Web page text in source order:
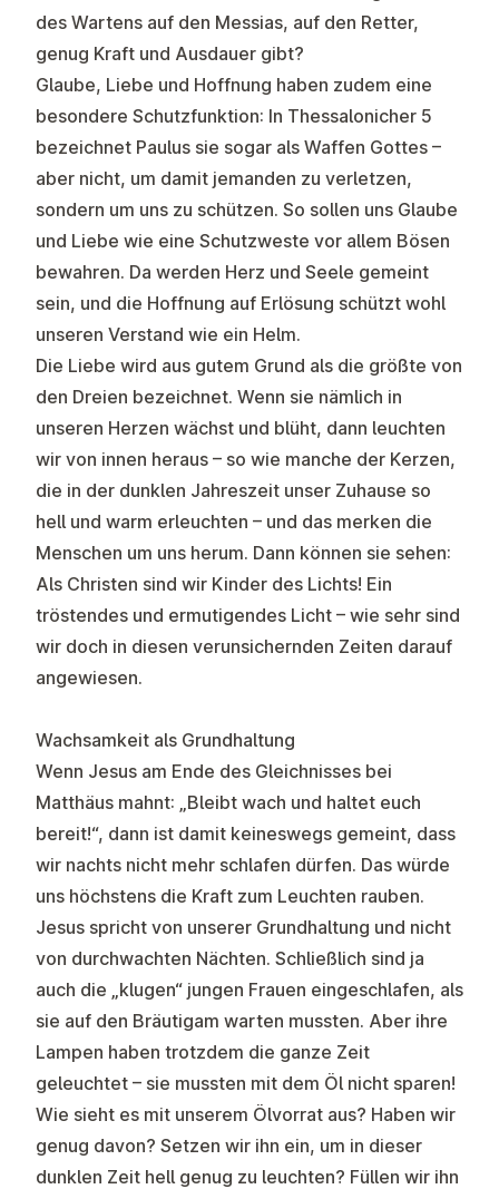
des Wartens auf den Messias, auf den Retter,
genug Kraft und Ausdauer gibt?
Glaube, Liebe und Hoffnung haben zudem eine
besondere Schutzfunktion: In Thessalonicher 5
bezeichnet Paulus sie sogar als Waffen Gottes –
aber nicht, um damit jemanden zu verletzen,
sondern um uns zu schützen. So sollen uns Glaube
und Liebe wie eine Schutzweste vor allem Bösen
bewahren. Da werden Herz und Seele gemeint
sein, und die Hoffnung auf Erlösung schützt wohl
unseren Verstand wie ein Helm.
Die Liebe wird aus gutem Grund als die größte von
den Dreien bezeichnet. Wenn sie nämlich in
unseren Herzen wächst und blüht, dann leuchten
wir von innen heraus – so wie manche der Kerzen,
die in der dunklen Jahreszeit unser Zuhause so
hell und warm erleuchten – und das merken die
Menschen um uns herum. Dann können sie sehen:
Als Christen sind wir Kinder des Lichts! Ein
tröstendes und ermutigendes Licht – wie sehr sind
wir doch in diesen verunsichernden Zeiten darauf
angewiesen.
Wachsamkeit als Grundhaltung
Wenn Jesus am Ende des Gleichnisses bei
Matthäus mahnt: „Bleibt wach und haltet euch
bereit!“, dann ist damit keineswegs gemeint, dass
wir nachts nicht mehr schlafen dürfen. Das würde
uns höchstens die Kraft zum Leuchten rauben.
Jesus spricht von unserer Grundhaltung und nicht
von durchwachten Nächten. Schließlich sind ja
auch die „klugen“ jungen Frauen eingeschlafen, als
sie auf den Bräutigam warten mussten. Aber ihre
Lampen haben trotzdem die ganze Zeit
geleuchtet – sie mussten mit dem Öl nicht sparen!
Wie sieht es mit unserem Ölvorrat aus? Haben wir
genug davon? Setzen wir ihn ein, um in dieser
dunklen Zeit hell genug zu leuchten? Füllen wir ihn